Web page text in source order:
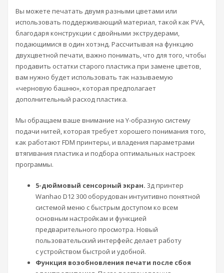
Вы можете печатать двумя разными цветами или
использовать поддерживающий материал, такой как PVA,
благодаря конструкции с двойными экструдерами,
подающимися в один хотэнд. Рассчитывая на функцию
двухцветной печати, важно понимать, что для того, чтобы
продавить остатки старого пластика при замене цветов,
вам нужно будет использовать так называемую
«черновую башню», которая предполагает
дополнительный расход пластика.
Мы обращаем ваше внимание на Y-образную систему
подачи нитей, которая требует хорошего понимания того,
как работают FDM принтеры, и владения параметрами
втягивания пластика и подбора оптимальных настроек
программы.
5-дюймовый сенсорный экран. 3д принтер
Wanhao D12 300 оборудован интуитивно понятной
системой меню с быстрым доступом ко всем
основным настройкам и функцией
предварительного просмотра. Новый
пользовательский интерфейс делает работу
с устройством быстрой и удобной.
Функция возобновления печати после сбоя